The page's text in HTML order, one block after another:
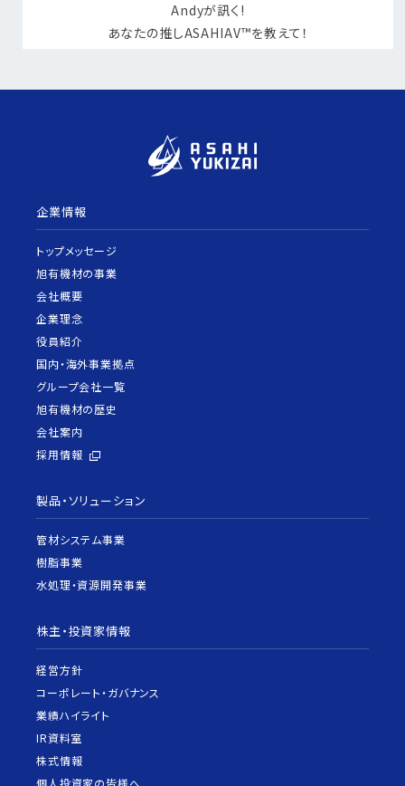
Andyが訊く!
あなたの推しASAHIAV™を教えて！
企業情報
トップメッセージ
旭有機材の事業
会社概要
企業理念
役員紹介
国内・海外事業拠点
グループ会社一覧
旭有機材の歴史
会社案内
採用情報
製品・ソリューション
管材システム事業
樹脂事業
水処理・資源開発事業
株主・投資家情報
経営方針
コーポレート・ガバナンス
業績ハイライト
IR資料室
株式情報